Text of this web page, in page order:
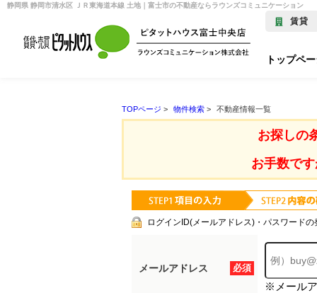
静岡県 静岡市清水区 ＪＲ東海道本線 土地｜富士市の不動産ならラウンズコミュニケーション
賃貸
トップペ
TOPページ > 物件検索 > 不動産情報一覧
お探しの
お手数で
ログインID(メールアドレス)・パスワードの
必須
メールアドレス
※メールア